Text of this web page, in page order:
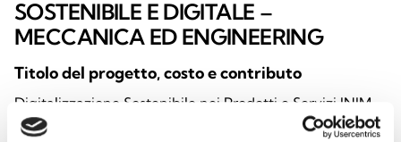
SOSTENIBILE E DIGITALE –
MECCANICA ED ENGINEERING
Titolo del progetto, costo e contributo
Digitalizzazione Sostenibile nei Prodotti e Servizi INIM
Electronics – Sustainable Digitalization in INIM